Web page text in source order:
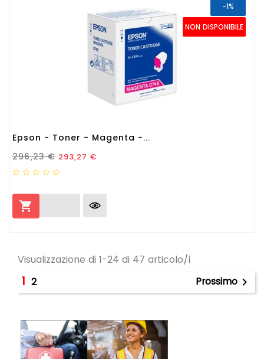
NON DISPONIBILE
-1%
Epson - Toner - Magenta -...
Prezzo Standard
296,23 € Prezzo
293,27 €

Visualizzazione di 1-24 di 47 articolo/i
1 2 Prossimo 